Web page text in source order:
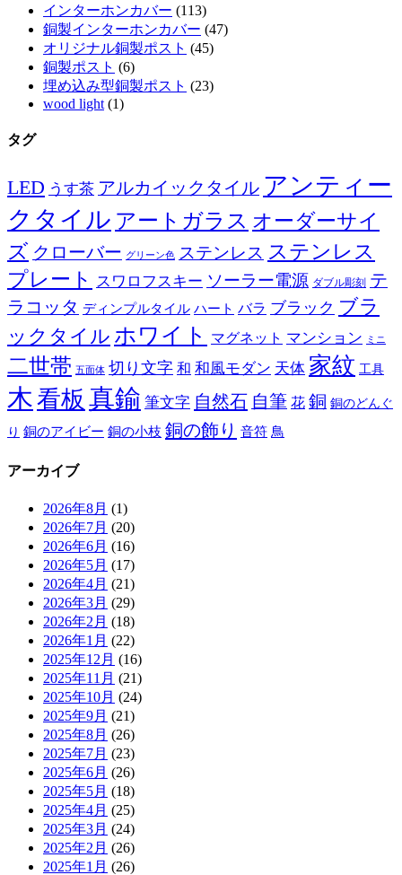
インターホンカバー (113)
銅製インターホンカバー (47)
オリジナル銅製ポスト (45)
銅製ポスト (6)
埋め込み型銅製ポスト (23)
wood light (1)
タグ
LED うす茶 アルカイックタイル アンティー
クタイル アートガラス オーダーサイ
ズ クローバー グリーン色 ステンレス ステンレス
プレート スワロフスキー ソーラー電源 ダブル彫刻 テ
ラコッタ ディンプルタイル ハート バラ ブラック ブラ
ックタイル ホワイト マグネット マンション ミニ
二世帯 五面体 切り文字 和 和風モダン 天体 家紋 工具
木看板 真鍮 筆文字 自然石 自筆 花 銅 銅のどんぐ
り 銅のアイビー 銅の小枝 銅の飾り 音符 鳥
アーカイブ
2026年8月 (1)
2026年7月 (20)
2026年6月 (16)
2026年5月 (17)
2026年4月 (21)
2026年3月 (29)
2026年2月 (18)
2026年1月 (22)
2025年12月 (16)
2025年11月 (21)
2025年10月 (24)
2025年9月 (21)
2025年8月 (26)
2025年7月 (23)
2025年6月 (26)
2025年5月 (18)
2025年4月 (25)
2025年3月 (24)
2025年2月 (26)
2025年1月 (26)